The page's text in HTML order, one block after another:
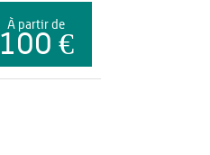
À partir de
100 €